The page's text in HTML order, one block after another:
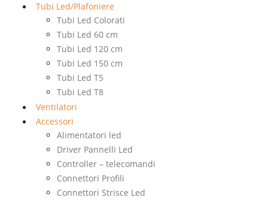
Tubi Led/Plafoniere
Tubi Led Colorati
Tubi Led 60 cm
Tubi Led 120 cm
Tubi Led 150 cm
Tubi Led T5
Tubi Led T8
Ventilatori
Accessori
Alimentatori led
Driver Pannelli Led
Controller – telecomandi
Connettori Profili
Connettori Strisce Led